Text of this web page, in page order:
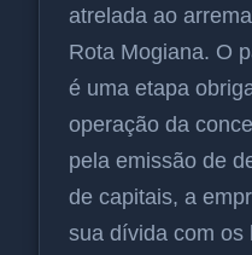
atrelada ao
Rota Mogiana. O
é uma etapa
operação da
pela emissão de
de capitais, a
sua dívida com os